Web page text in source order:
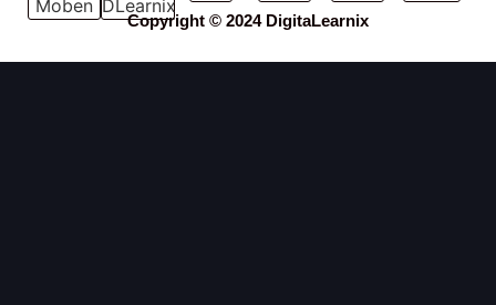
Copyright © 2024 DigitaLearnix